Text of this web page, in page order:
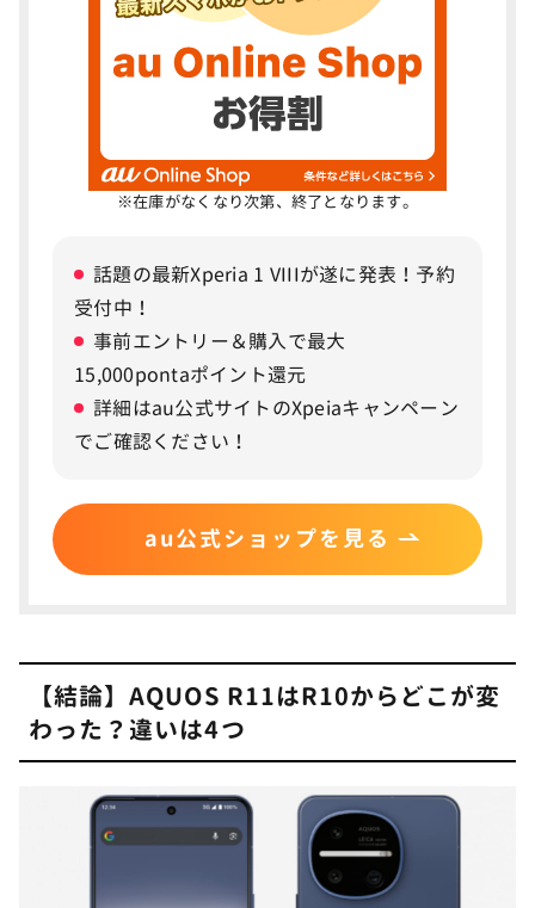
AQUOS R11とR10のカメラ性能を比較
AQUOS R11は望遠カメラを新搭載しトリプルカメ
AQUOS R11は標準・広角を継承しAI・動画機能も強
AQUOS R11はデザインを刷新し新機能「アカリウ
ム」を搭載
AQUOS R11のカラーはネイビー・アイボリー・テ
ラコッタの3色
AQUOS R11とR10の価格・値段とキャリア別
キャンペーン
AQUOS R10の価格と値下がり状況
AQUOS R11・R10をお得に買うならソフトバンクが
7 AQUOS R11とR10についてよくある質問
AQUOS R11とR10のSoCの性能はどのくらい違う？
AQUOS R11からR10への買い替えは必要ですか？
AQUOS R11はauで買えますか？
SIMフリーとキャリア版の違いは？
※在庫がなくなり次第、終了となります。
話題の最新Xperia 1 VIIIが遂に発表！予約
受付中！
事前エントリー＆購入で最大
15,000pontaポイント還元
詳細はau公式サイトのXpeiaキャンペーン
でご確認ください！
au公式ショップを見る
【結論】AQUOS R11はR10からどこが変
わった？違いは4つ